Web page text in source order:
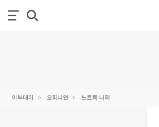
이투데이 오피니언 노트북 너머